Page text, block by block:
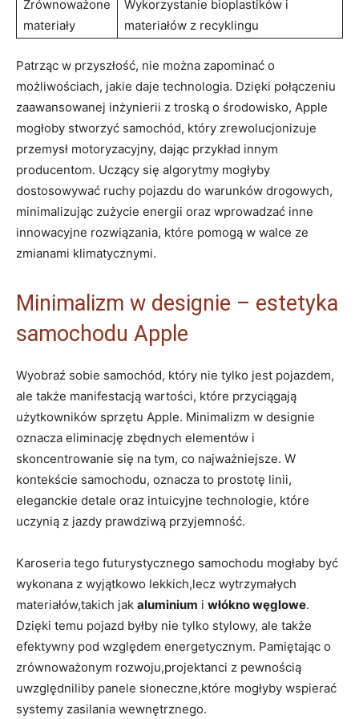
Zrównoważone
materiały
Wykorzystanie bioplastików i
materiałów z recyklingu
Patrząc w przyszłość, nie można zapominać o
możliwościach, jakie daje technologia. Dzięki połączeniu
zaawansowanej inżynierii z troską o środowisko, Apple
mogłoby stworzyć samochód, który zrewolucjonizuje
przemysł motoryzacyjny, dając przykład innym
producentom. Uczący się algorytmy mogłyby
dostosowywać ruchy pojazdu do warunków drogowych,
minimalizując zużycie energii oraz wprowadzać inne
innowacyjne rozwiązania, które pomogą w walce ze
zmianami klimatycznymi.
Minimalizm w designie – estetyka
samochodu Apple
Wyobraź sobie samochód, który nie tylko jest pojazdem,
ale także manifestacją wartości, które przyciągają
użytkowników sprzętu Apple. Minimalizm w designie
oznacza eliminację zbędnych elementów i
skoncentrowanie się na tym, co najważniejsze. W
kontekście samochodu, oznacza to prostotę linii,
eleganckie detale oraz intuicyjne technologie, które
uczynią z jazdy prawdziwą przyjemność.
Karoseria tego futurystycznego samochodu mogłaby być
wykonana z wyjątkowo lekkich,lecz wytrzymałych
materiałów,takich jak aluminium i włókno węglowe.
Dzięki temu pojazd byłby nie tylko stylowy, ale także
efektywny pod względem energetycznym. Pamiętając o
zrównoważonym rozwoju,projektanci z pewnością
uwzględniliby panele słoneczne,które mogłyby wspierać
systemy zasilania wewnętrznego.